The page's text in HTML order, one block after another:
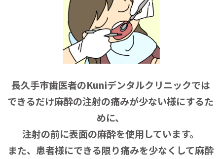
長久手市歯医者のKuniデンタルクリニックでは
できるだけ麻酔の注射の痛みが少ない様にするた
めに、
注射の前に表面の麻酔を使用しています。
また、患者様にできる限り痛みを少なくして麻酔